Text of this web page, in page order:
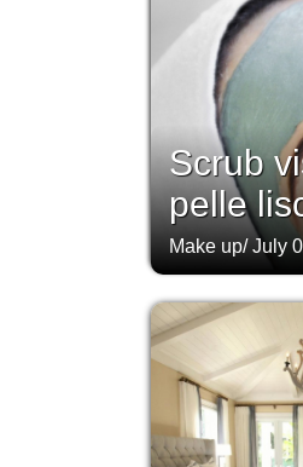
Scrub
pelle
Make up/July